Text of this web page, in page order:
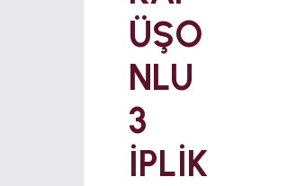
ÜŞO
NLU
3
İPLİK